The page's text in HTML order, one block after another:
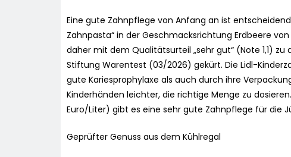
Eine gute Zahnpflege von Anfang an ist
Zahnpasta“ in der Geschmacksrichtung Erdbeere
daher mit dem Qualitätsurteil „sehr gut“ (Note 1,1)
Stiftung Warentest (03/2026) gekürt. Die Lidl-
gute Kariesprophylaxe als auch durch ihre
Kinderhänden leichter, die richtige Menge zu
Euro/Liter) gibt es eine sehr gute Zahnpflege für die
Geprüfter Genuss aus dem Kühlregal